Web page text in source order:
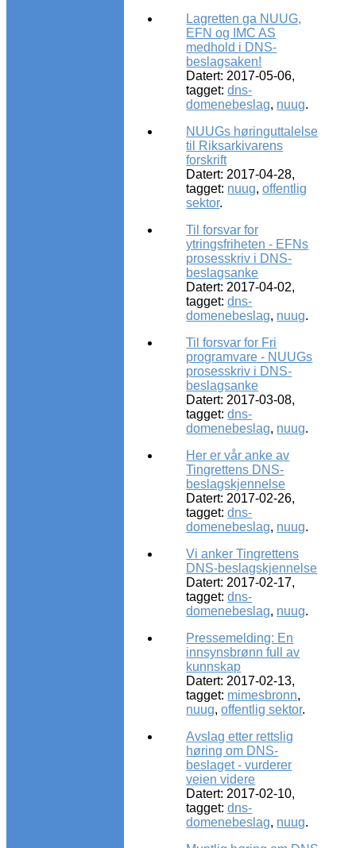
Lagretten ga NUUG,
EFN og IMC AS
medhold i DNS-
beslagsaken!
Datert: 2017-05-06,
tagget:dns-
domenebeslag, nuug.
NUUGs høringuttalelse
til Riksarkivarens
forskrift
Datert: 2017-04-28,
tagget: nuug,offentlig
sektor.
Til forsvar for
ytringsfriheten - EFNs
prosesskriv i DNS-
beslagsanke
Datert: 2017-04-02,
tagget:dns-
domenebeslag, nuug.
Til forsvar for Fri
programvare - NUUGs
prosesskriv i DNS-
beslagsanke
Datert: 2017-03-08,
tagget:dns-
domenebeslag, nuug.
Her er vår anke av
Tingrettens DNS-
beslagskjennelse
Datert: 2017-02-26,
tagget:dns-
domenebeslag, nuug.
Vi anker Tingrettens
DNS-beslagskjennelse
Datert: 2017-02-17,
tagget:dns-
domenebeslag, nuug.
Pressemelding: En
innsynsbrønn full av
kunnskap
Datert: 2017-02-13,
tagget: mimesbronn,
nuug,offentlig sektor.
Avslag etter rettslig
høring om DNS-
beslaget - vurderer
veien videre
Datert: 2017-02-10,
tagget:dns-
domenebeslag, nuug.